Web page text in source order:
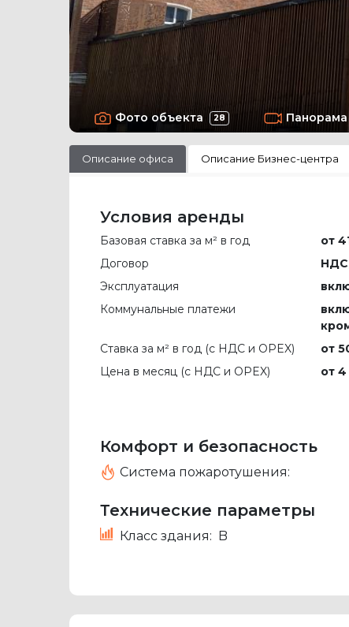
Фото объекта 28
Описание офиса Описание Бизнес-центра
Условия аренды
Базовая ставка за м² в год
от
Договор
Эксплуатация
Коммунальные платежи
Ставка за м² в год (c НДС и OPEX)
от
Цена в месяц (с НДС и OPEX)
от
Комфорт и безопасность
Система пожаротушения:
Технические параметры
Класс здания: B